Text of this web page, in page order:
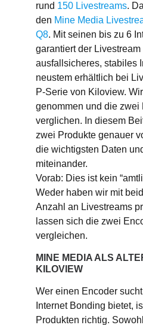
rund 150 Livestreams.
den Mine Media
Q8. Mit seinen bis zu 6
garantiert der
ausfallsicheres, stabiles
neustem erhältlich bei
P-Serie von Kiloview.
genommen und die zwei
verglichen. In diesem
zwei Produkte genauer
die wichtigsten Daten
miteinander.
Vorab: Dies ist kein
Weder haben wir mit
Anzahl an Livestreams
lassen sich die zwei
vergleichen.
MINE MEDIA ALS
KILOVIEW
Wer einen Encoder
Internet Bonding bietet,
Produkten richtig.